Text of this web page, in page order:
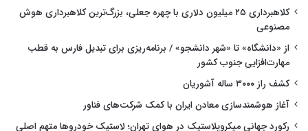
کلاهبرداری ۲۵ میلیون دلاری با چهره جعلی، بزرگ‌ترین کلاهبرداری هوش
مصنوعی
از «دانشگاه» تا «شهر دانشجو» / برنامه‌ریزی برای تبدیل فارس به قطب
مهارت‌افزایی جنوب کشور
کشف راز ۳۰۰۰ ساله آشوریان
آغاز هوشمندسازی معادن ایران با کمک شرکت‌های فناور
رکورد جهانی میکروپلاستیک در هوای تهران؛ لاستیک خودروها متهم اصلی